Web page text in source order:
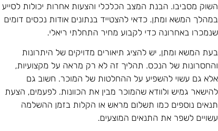
מסביבו. הבנת המצב הכלכלי והצעות אחרות יכולות לסייע
המשא ומתן. כדאי להצטייד בנתונים אודות נכסים דומים
באחרונה כדי לקבוע מחיר התחלתי ריאלי.
המשא ומתן, יש להציג תיאורים מדויקים של היתרונות
של הנכס. תהליך זה לא רק מראה על מקצועיות,
גם עשוי להשפיע על ההחלטות של המוכר. חשוב גם
גמיש ולוודא שהמוכר מבין את הכוונות. לפעמים, הצעת
נוספים כמו תשלום מראש או הקלות בזמן ההשלמה
לשפר את התנאים המוצעים.